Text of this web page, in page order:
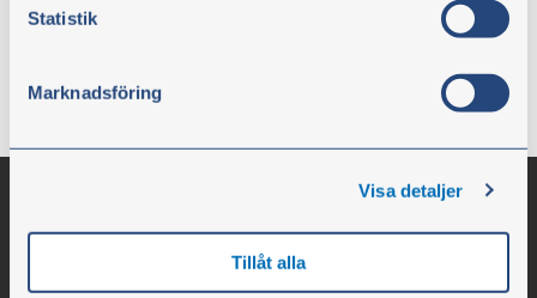
Statistik
Marknadsföring
Visa detaljer
Tillåt alla
rost och slitage, och håller maskindelar rena.
skador och dyra reparationer.